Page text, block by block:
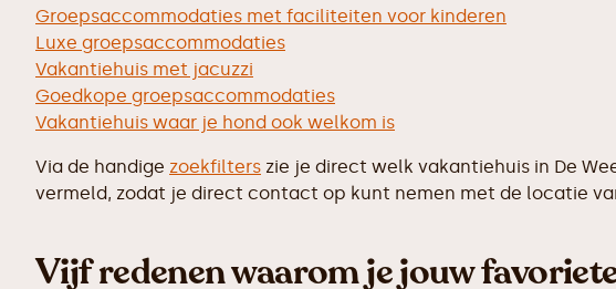
Groepsaccommodaties met faciliteiten voor kinderen
Luxe groepsaccommodaties
Vakantiehuis met jacuzzi
Goedkope groepsaccommodaties
Vakantiehuis waar je hond ook welkom is
Via de handige zoekfilters zie je direct welk vakantiehuis in De
vermeld, zodat je direct contact op kunt nemen met de locatie
Vijf redenen waarom je jouw